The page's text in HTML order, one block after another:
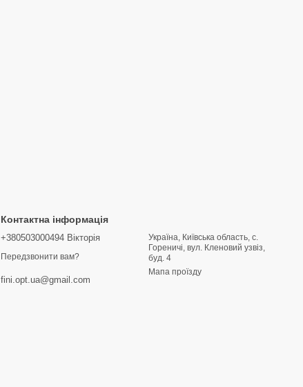
Контактна інформація
+380503000494 Вікторія
Передзвонити вам?
fini.opt.ua@gmail.com
Україна, Київська область, с.
Гореничі, вул. Кленовий узвіз,
буд. 4
Мапа проїзду